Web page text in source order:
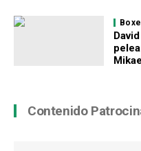
Contenido